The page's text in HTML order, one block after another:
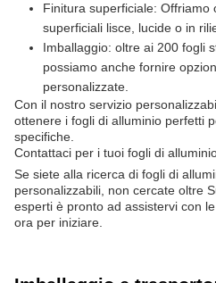
Finitura superficiale: Offriamo
superficiali lisce, lucide o in
Imballaggio: oltre ai 200 fogli
possiamo anche fornire
personalizzate.
Con il nostro servizio
ottenere i fogli di alluminio perfetti
specifiche.
Contattaci per i tuoi fogli di
Se siete alla ricerca di fogli di
personalizzabili, non cercate oltre
esperti è pronto ad assistervi con
ora per iniziare.